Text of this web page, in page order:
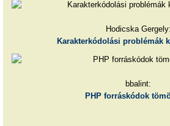
Hodicska Gergely:
Karakterkódolási problémák
bbalint:
PHP forráskódok